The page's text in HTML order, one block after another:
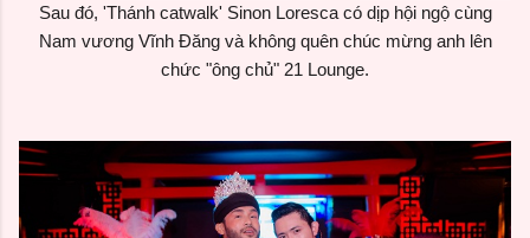
Sau đó, 'Thánh catwalk' Sinon Loresca có dịp hội ngộ cùng
Nam vương Vĩnh Đăng và không quên chúc mừng anh lên
chức "ông chủ" 21 Lounge.